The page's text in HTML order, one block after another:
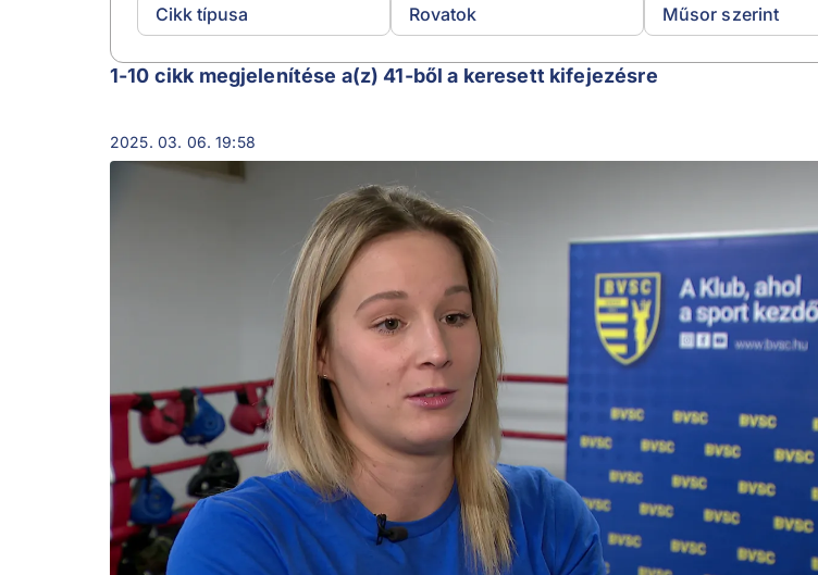
Cikk típusa Rovatok Műsor szerint
boksz
1-10 cikk megjelenítése a(z) 41-ből a keresett kifejezésre
2025. 03. 06. 19:58